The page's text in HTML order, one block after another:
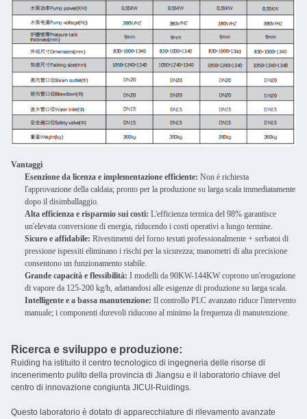
Vantaggi
Esenzione da licenza e implementazione efficiente: Non è richiesta
l'approvazione della caldaia; pronto per la produzione su larga scala immediatamente
dopo il disimballaggio.
Alta efficienza e risparmio sui costi: L'efficienza termica del 98% garantisce
un'elevata conversione di energia, riducendo i costi operativi a lungo termine.
Sicuro e affidabile: Rivestimenti del forno testati professionalmente + serbatoi di
pressione ispessiti eliminano i rischi per la sicurezza; manometri di alta precisione
consentono un funzionamento stabile.
Grande capacità e flessibilità: I modelli da 90KW-144KW coprono un'erogazione
di vapore da 125-200 kg/h, adattandosi alle esigenze di produzione su larga scala.
Intelligente e a bassa manutenzione: Il controllo PLC avanzato riduce l'intervento
manuale; i componenti durevoli riducono al minimo la frequenza di manutenzione.
Ricerca e sviluppo e produzione:
Ruiding ha istituito il centro tecnologico di ingegneria delle risorse di
incenerimento pulito della provincia di Jiangsu e il laboratorio chiave del
centro di innovazione congiunta JICUI-Ruidings.
Questo laboratorio è dotato di apparecchiature di rilevamento avanzate